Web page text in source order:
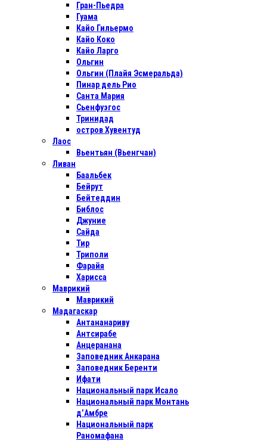
Гран-Пьедра
Гуама
Кайо Гильермо
Кайо Коко
Кайо Ларго
Ольгин
Ольгин (Плайя Эсмеральда)
Пинар дель Рио
Санта Мария
Сьенфуэгос
Тринидад
остров Хувентуд
Лаос
Вьентьян (Вьенгчан)
Ливан
Баальбек
Бейрут
Бейтеддин
Библос
Джуние
Сайда
Тир
Триполи
Фарайя
Харисса
Маврикий
Маврикий
Мадагаскар
Антананариву
Антсирабе
Анцеранана
Заповедник Анкарана
Заповедник Беренти
Ифати
Национальный парк Исало
Национальный парк Монтань
д’Амбре
Национальный парк
Раномафана